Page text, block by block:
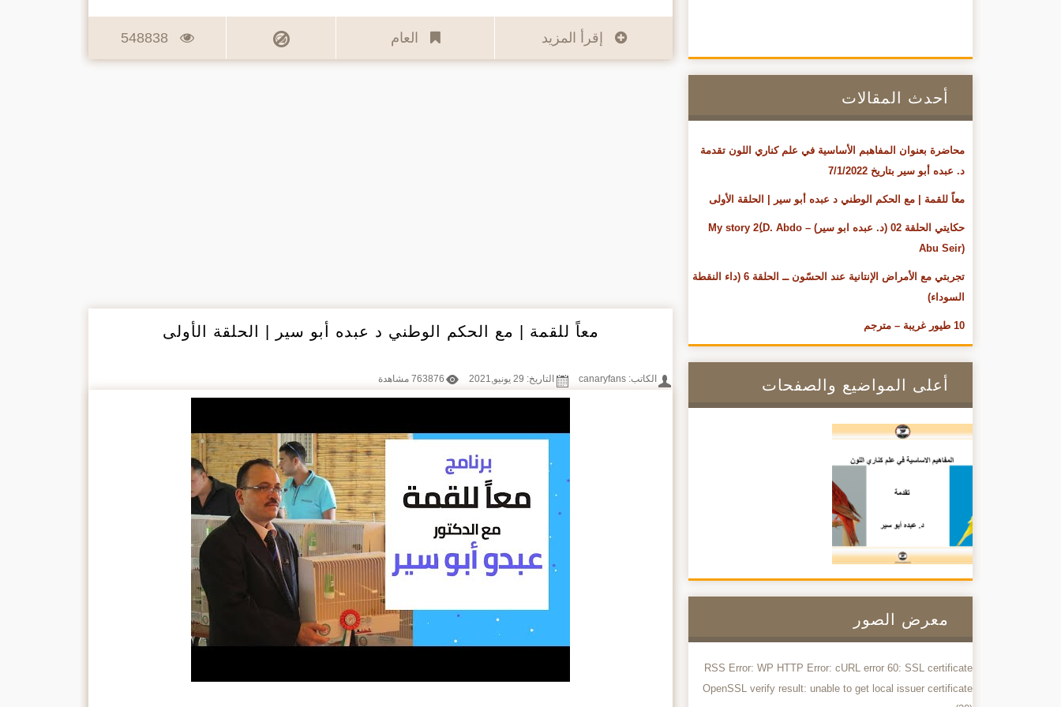
إقرأ المزيد العام 548838
معاً للقمة | مع الحكم الوطني د عبده أبو سير | الحلقة الأولى
الكاتب: canaryfans التاريخ: 29 يونيو,2021 763876 مشاهدة
أحدث المقالات
محاضرة بعنوان المفاهبم الأساسية في علم كناري اللون تقدمة
د. عبده أبو سير بتاريخ 7/1/2022
معاً للقمة | مع الحكم الوطني د عبده أبو سير | الحلقة الأولى
حكايتي الحلقة 02 (د. عبده ابو سير) – My story 2(ِD. Abdo
Abu Seir)
تجربتي مع الأمراض الإنتانية عند الحسّون ــ الحلقة 6 (داء النقطة
السوداء)
10 طيور غريبة – مترجم
أعلى المواضيع والصفحات
معرض الصور
RSS Error: WP HTTP Error: cURL error 60: SSL certificate
OpenSSL verify result: unable to get local issuer certificate